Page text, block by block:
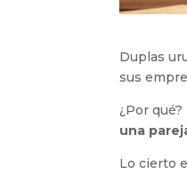
Duplas
sus
¿Por
una
Lo cierto